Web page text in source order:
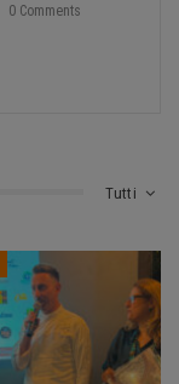
0 Comments
Tutti